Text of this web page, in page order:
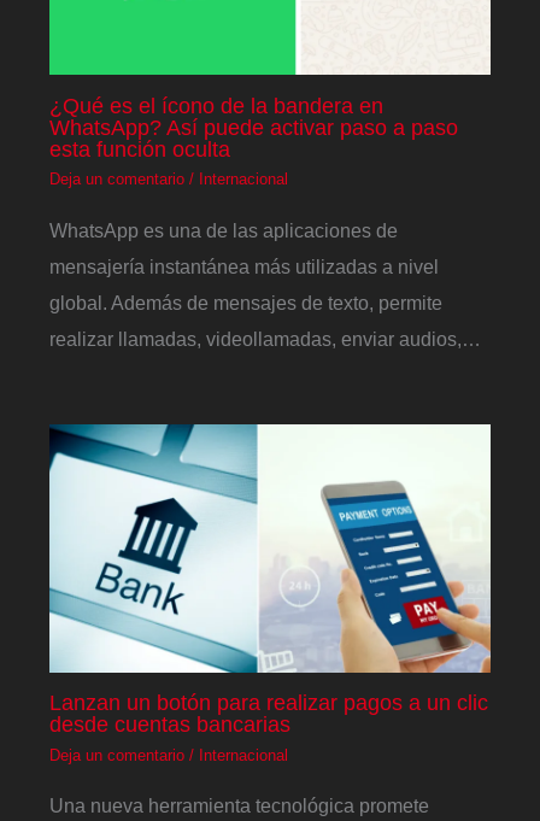
¿Qué es el ícono de la bandera en
WhatsApp? Así puede activar paso a paso
esta función oculta
Deja un comentario / Internacional
WhatsApp es una de las aplicaciones de
mensajería instantánea más utilizadas a nivel
global. Además de mensajes de texto, permite
realizar llamadas, videollamadas, enviar audios,…
Lanzan un botón para realizar pagos a un clic
desde cuentas bancarias
Deja un comentario / Internacional
Una nueva herramienta tecnológica promete